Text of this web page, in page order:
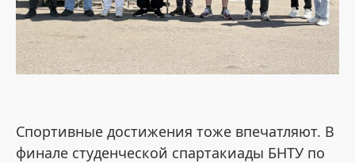
Спортивные достижения тоже впечатляют. В
финале студенческой спартакиады БНТУ по